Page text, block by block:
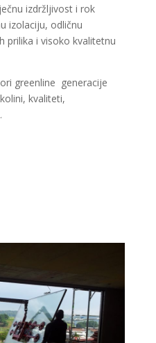
izdržljivost i rok
izolaciju, odličnu
prilika i visoko kvalitetnu
greenline generacije
kvaliteti,